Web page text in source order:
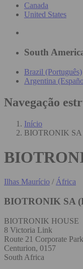
Canada
United States
South
Brazil (Português)
Argentina
Navegação
Início
BIOTRONIK SA
Ilhas Maurício / África
BIOTRONIK SA
BIOTRONIK HOUSE
8 Victoria Link
Route 21 Corporate Park
Centurion, 0157
South Africa